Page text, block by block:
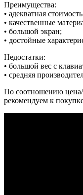
Преимущества:
• адекватная
• качественные
• большой экран;
• достойные
Недостатки:
• большой вес с
• средняя
По соотношению цена/
рекомендуем к